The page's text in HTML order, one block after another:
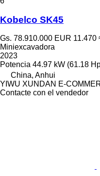
Kobelco SK45
Gs. 78.910.000 EUR 11.470
Miniexcavadora
2023
Potencia 44.97 kW (61.18
China, Anhui
YIWU XUNDAN E-
Contacte con el vendedor